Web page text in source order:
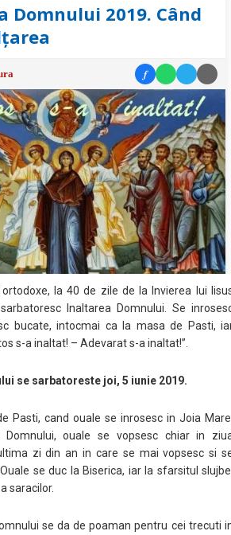
Domnului 2019. Când
f
la 40 de zile de la Invierea lui
Inaltarea Domnului. Se
bucate, intocmai ca la masa de Pasti,
s-a inaltat! – Adevarat s-a inaltat!”.
se sarbatoreste joi, 5 iunie 2019.
Pasti, cand ouale se inrosesc in Joia
Domnului, ouale se vopsesc chiar in
zi din an in care se mai vopsesc si
se duc la Biserica, iar la sfarsitul
saracilor.
se da de poaman pentru cei trecuti